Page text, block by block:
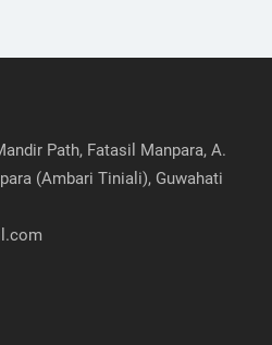
Path, Fatasil Manpara, A.
(Ambari Tiniali), Guwahati